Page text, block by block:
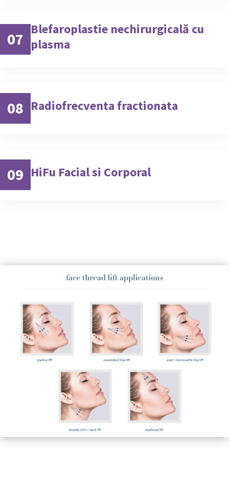
Blefaroplastie nechirurgicală cu
plasma
07
Radiofrecventa fractionata
08
HiFu Facial si Corporal
09